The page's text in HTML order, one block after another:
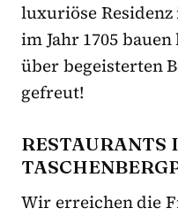
luxuriöse
im Jahr 1705
über begeisterten
gefreut!
RESTAURANTS
Wir erreichen die